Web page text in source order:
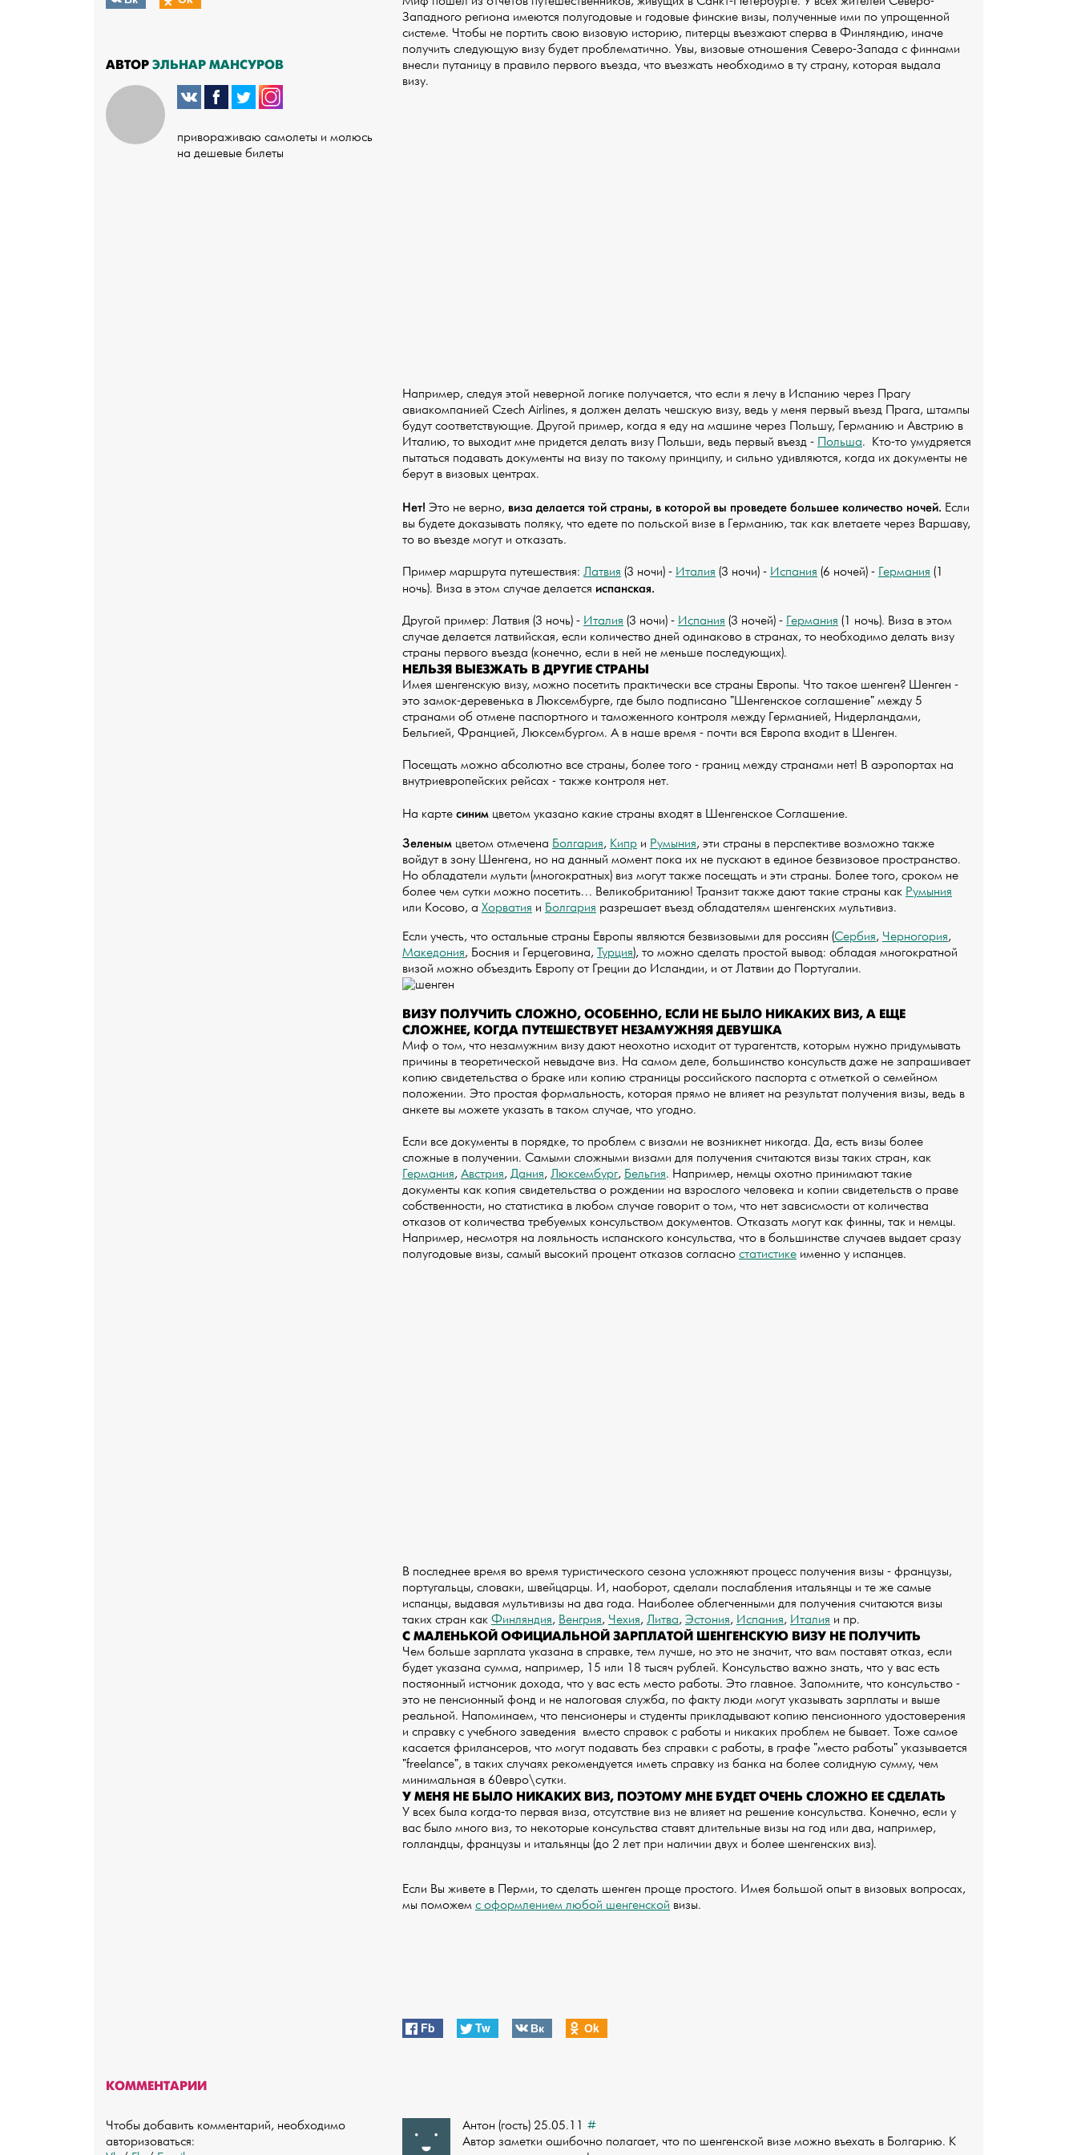
АВТОРЭЛЬНАР МАНСУРОВ
привораживаю самолеты и молюсь
на дешевые билеты
Западного региона имеются полугодовые и годовые финские визы, полученные ими по упрощенной
системе. Чтобы не портить свою визовую историю, питерцы въезжают сперва в Финляндию, иначе
получить следующую визу будет проблематично. Увы, визовые отношения Северо-Запада с финнами
внесли путаницу в правило первого въезда, что въезжать необходимо в ту страну, которая выдала
визу.
Например, следуя этой неверной логике получается, что если я лечу в Испанию через Прагу
авиакомпанией Czech Airlines, я должен делать чешскую визу, ведь у меня первый въезд Прага, штампы
будут соответствующие. Другой пример, когда я еду на машине через Польшу, Германию и Австрию в
Италию, то выходит мне придется делать визу Польши, ведь первый въезд - Польша. Кто-то умудряется
пытаться подавать документы на визу по такому принципу, и сильно удивляются, когда их документы не
берут в визовых центрах.
Нет! Это не верно, виза делается той страны, в которой вы проведете большее количество ночей. Если
вы будете доказывать поляку, что едете по польской визе в Германию, так как влетаете через Варшаву,
то во въезде могут и отказать.
Пример маршрута путешествия: Латвия (3 ночи) - Италия (3 ночи) - Испания (6 ночей) - Германия (1
ночь). Виза в этом случае делается испанская.
Другой пример: Латвия (3 ночь) - Италия (3 ночи) - Испания (3 ночей) - Германия (1 ночь). Виза в этом
случае делается латвийская, если количество дней одинаково в странах, то необходимо делать визу
страны первого въезда (конечно, если в ней не меньше последующих).
НЕЛЬЗЯ ВЫЕЗЖАТЬ В ДРУГИЕ СТРАНЫ
Имея шенгенскую визу, можно посетить практически все страны Европы. Что такое шенген? Шенген -
это замок-деревенька в Люксембурге, где было подписано "Шенгенское соглашение" между 5
странами об отмене паспортного и таможенного контроля между Германией, Нидерландами,
Бельгией, Францией, Люксембургом. А в наше время - почти вся Европа входит в Шенген.
Посещать можно абсолютно все страны, более того - границ между странами нет! В аэропортах на
внутриевропейских рейсах - также контроля нет.
На карте синимцветом указано какие страны входят в Шенгенское Соглашение.
Зеленым цветом отмечена Болгария, Кипри Румыния, эти страны в перспективе возможно также
войдут в зону Шенгена, но на данный момент пока их не пускают в единое безвизовое пространство.
Но обладатели мульти (многократных) виз могут также посещать и эти страны. Более того, сроком не
более чем сутки можно посетить... Великобританию! Транзит также дают такие страны как Румыния
или Косово, а Хорватия и Болгария разрешает въезд обладателям шенгенских мультивиз.
Если учесть, что остальные страны Европы являются безвизовыми для россиян (Сербия, Черногория,
Македония, Босния и Герцеговина, Турция), то можно сделать простой вывод: обладая многократной
визой можно объездить Европу от Греции до Исландии, и от Латвии до Португалии.
ВИЗУ ПОЛУЧИТЬ СЛОЖНО, ОСОБЕННО, ЕСЛИ НЕ БЫЛО НИКАКИХ ВИЗ, А ЕЩЕ
СЛОЖНЕЕ, КОГДА ПУТЕШЕСТВУЕТ НЕЗАМУЖНЯЯ ДЕВУШКА
Миф о том, что незамужним визу дают неохотно исходит от турагентств, которым нужно придумывать
причины в теоретической невыдаче виз. На самом деле, большинство консульств даже не запрашивает
копию свидетельства о браке или копию страницы российского паспорта с отметкой о семейном
положении. Это простая формальность, которая прямо не влияет на результат получения визы, ведь в
анкете вы можете указать в таком случае, что угодно.
Если все документы в порядке, то проблем с визами не возникнет никогда. Да, есть визы более
сложные в получении. Самыми сложными визами для получения считаются визы таких стран, как
Германия, Австрия, Дания, Люксембург, Бельгия. Например, немцы охотно принимают такие
документы как копия свидетельства о рождении на взрослого человека и копии свидетельств о праве
собственности, но статистика в любом случае говорит о том, что нет завсисмости от количества
отказов от количества требуемых консульством документов. Отказать могут как финны, так и немцы.
Например, несмотря на лояльность испанского консульства, что в большинстве случаев выдает сразу
полугодовые визы, самый высокий процент отказов согласно статистикеименно у испанцев.
В последнее время во время туристического сезона усложняют процесс получения визы - французы,
португальцы, словаки, швейцарцы. И, наоборот, сделали послабления итальянцы и те же самые
испанцы, выдавая мультивизы на два года. Наиболее облегченными для получения считаются визы
таких стран как Финляндия, Венгрия, Чехия, Литва, Эстония, Испания, Италия и пр.
С МАЛЕНЬКОЙ ОФИЦИАЛЬНОЙ ЗАРПЛАТОЙ ШЕНГЕНСКУЮ ВИЗУ НЕ ПОЛУЧИТЬ
Чем больше зарплата указана в справке, тем лучше, но это не значит, что вам поставят отказ, если
будет указана сумма, например, 15 или 18 тысяч рублей. Консульство важно знать, что у вас есть
постяонный истчоник дохода, что у вас есть место работы. Это главное. Запомните, что консульство -
это не пенсионный фонд и не налоговая служба, по факту люди могут указывать зарплаты и выше
реальной. Напоминаем, что пенсионеры и студенты прикладывают копию пенсионного удостоверения
и справку с учебного заведения вместо справок с работы и никаких проблем не бывает. Тоже самое
касается фрилансеров, что могут подавать без справки с работы, в графе "место работы" указывается
"freelance", в таких случаях рекомендуется иметь справку из банка на более солидную сумму, чем
минимальная в 60евро\сутки.
У МЕНЯ НЕ БЫЛО НИКАКИХ ВИЗ, ПОЭТОМУ МНЕ БУДЕТ ОЧЕНЬ СЛОЖНО ЕЕ СДЕЛАТЬ
У всех была когда-то первая виза, отсутствие виз не влияет на решение консульства. Конечно, если у
вас было много виз, то некоторые консульства ставят длительные визы на год или два, например,
голландцы, французы и итальянцы (до 2 лет при наличии двух и более шенгенских виз).
Если Вы живете в Перми, то сделать шенген проще простого. Имея большой опыт в визовых вопросах,
мы поможем с оформлением любой шенгенской визы.
Fb Tw Вк Оk
КОММЕНТАРИИ
Чтобы добавить комментарий, необходимо
авторизоваться:
Антон (гость) 25.05.11 #
Автор заметки ошибочно полагает, что по шенгенской визе можно въехать в Болгарию.­ К